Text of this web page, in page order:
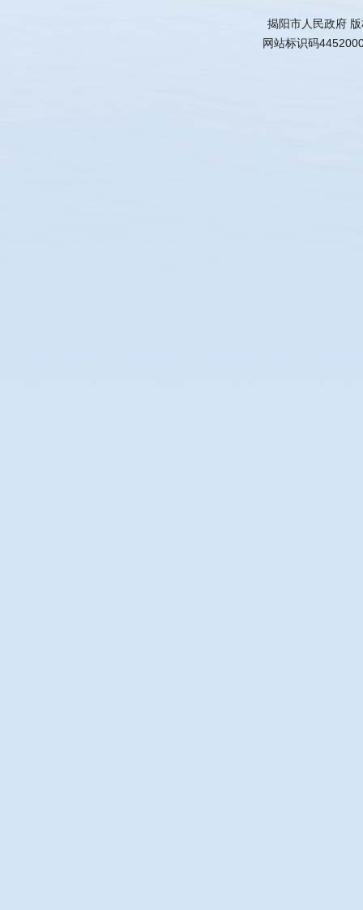
揭阳市人民政府
网站标识码